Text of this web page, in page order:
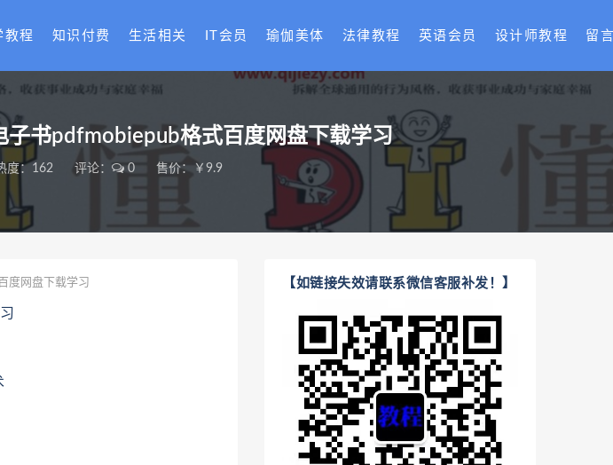
教程 知识付费 生活相关 IT会员 瑜伽美体 法律教程 英语会员 设计师教程 留
子书pdfmobiepub格式百度网盘下载学习
度：162 评论： 0 售价：￥9.9
度网盘下载学习 【如链接失效请联系微信客服补发！】